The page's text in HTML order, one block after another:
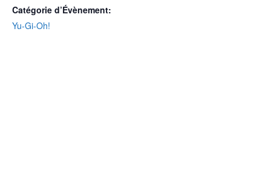
Catégorie d’Évènement:
Yu-Gi-Oh!